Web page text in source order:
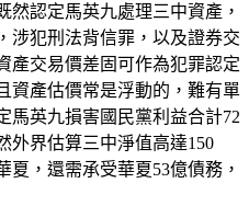
然認定馬英九處理三中資產，
涉犯刑法背信罪，以及證券交
產交易價差固可作為犯罪認定
資產估價常是浮動的，難有單
馬英九損害國民黨利益合計72
外界估算三中淨值高達150
夏，還需承受華夏53億債務，